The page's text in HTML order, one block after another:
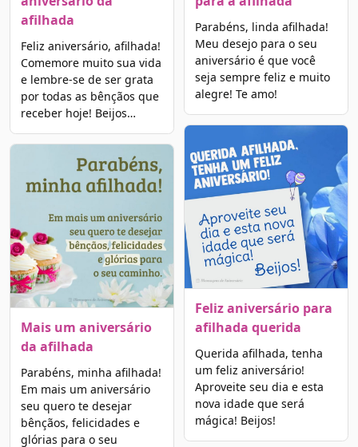
afilhada
Feliz aniversário, afilhada!
Comemore muito sua vida
e lembre-se de ser grata
por todas as bênçãos que
receber hoje! Beijos…
Mais um aniversário
da afilhada
Parabéns, minha afilhada!
Em mais um aniversário
seu quero te desejar
bênçãos, felicidades e
glórias para o seu
Parabéns, linda afilhada!
Meu desejo para o seu
aniversário é que você
seja sempre feliz e muito
alegre! Te amo!
Feliz aniversário para
afilhada querida
Querida afilhada, tenha
um feliz aniversário!
Aproveite seu dia e esta
nova idade que será
mágica! Beijos!